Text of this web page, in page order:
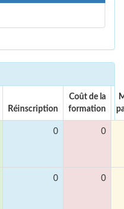
Réinscription
Coût de la
formation
0 0
0 0